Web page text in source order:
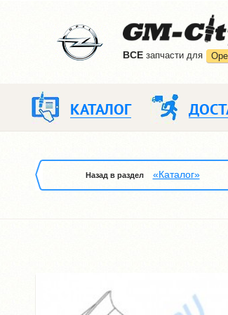
ВCE запчасти для Opel
КАТАЛОГ
Назад в раздел «Каталог»